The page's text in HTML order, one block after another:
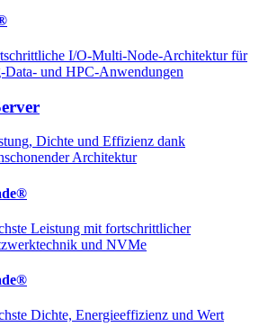
I/O-Multi-Node-Architektur für
Data- und HPC-Anwendungen
Dichte und Effizienz dank
Architektur
Leistung mit fortschrittlicher
und NVMe
Dichte, Energieeffizienz und Wert